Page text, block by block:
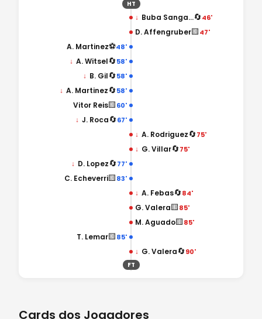
HT
↓ Buba Sangare 🔄46'
D. Affengruber🟨47'
48'
⚽
A. Martinez
58'
🔄
↓ A. Witsel
58'
🔄
↓ B. Gil
58'
🔄
↓ A. Martinez
60'
🟨
Vitor Reis
67'
🔄
↓ J. Roca
↓ A. Rodriguez🔄75'
↓ G. Villar🔄75'
77'
🔄
↓ D. Lopez
83'
🟨
C. Echeverri
↓ A. Febas🔄84'
G. Valera🟨85'
M. Aguado🟨85'
85'
🟨
T. Lemar
↓ G. Valera🔄90'
FT
Cards dos Jogadores